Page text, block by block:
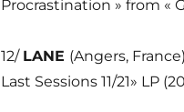
Procrastination » from «
12/ LANE (Angers,
Last Sessions 11/21» LP